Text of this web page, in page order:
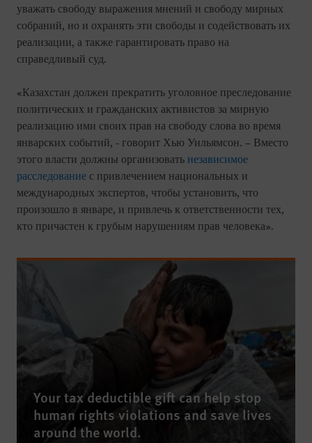
уважать свободу выражения мнений и свободу мирных
собраний, но и охранять эти свободы и содействовать их
реализации, а также гарантировать право на
справедливый суд.
«Казахстан должен прекратить уголовное преследование
политических и гражданских активистов за мирную
реализацию ими своих прав на свободу слова во время
январских событий, - говорит Хью Уильямсон. – Вместо
этого власти должны организовать независимое
расследование с привлечением национальных и
международных экспертов, чтобы установить, что
произошло в январе, и привлечь к ответственности тех,
кто причастен к грубым нарушениям прав человека».
Your tax deductible gift can help stop
human rights violations and save lives
around the world.